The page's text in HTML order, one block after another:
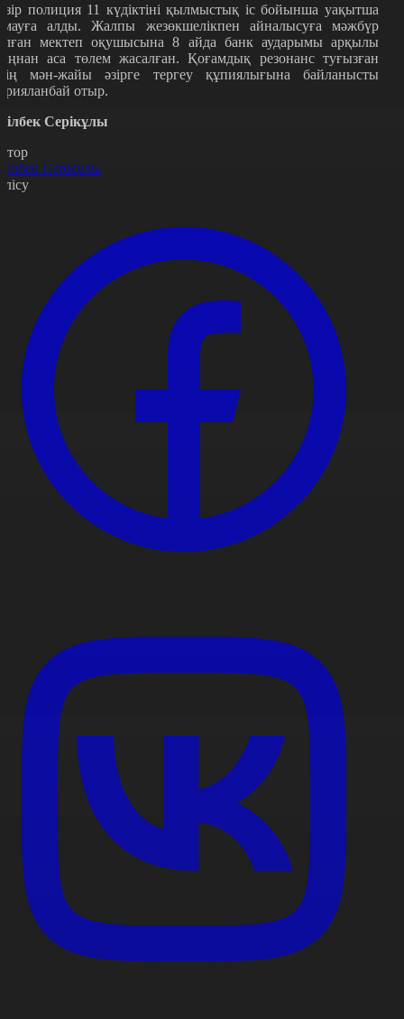
полиция 11 күдіктіні қылмыстық іс бойынша уақытша
алды. Жалпы жезөкшелікпен айналысуға мәжбүр
мектеп оқушысына 8 айда банк аударымы арқылы
аса төлем жасалған. Қоғамдық резонанс туғызған
мән-жайы әзірге тергеу құпиялығына байланысты
отыр.
Серікұлы
Серікұлы